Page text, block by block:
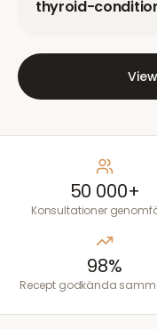
thyroid-
50 000+
Konsultationer
98%
Recept godkända